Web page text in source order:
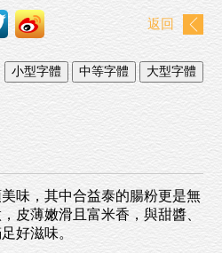
返回
味，其中合益泰的腸粉更是無
皮薄嫩滑且富米香，與甜醬、
好滋味。